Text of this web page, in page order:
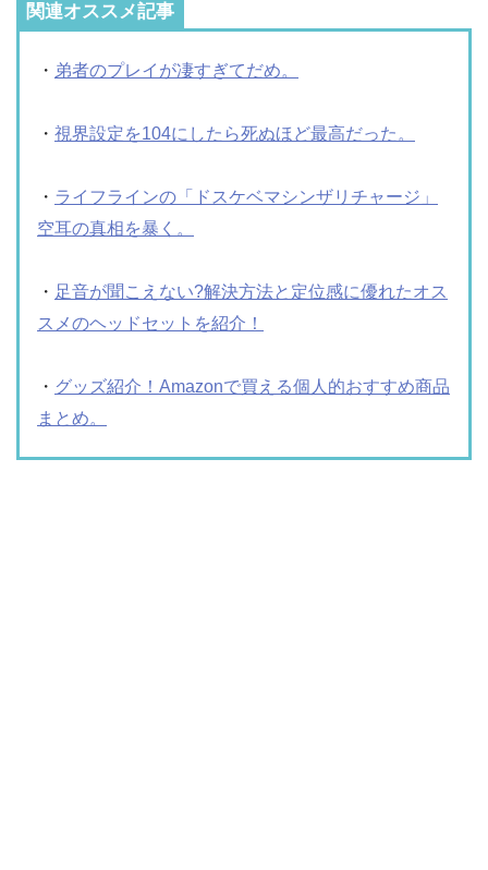
関連オススメ記事
・ 弟者のプレイが凄すぎてだめ。
・ 視界設定を104にしたら死ぬほど最高だった。
・ ライフラインの「ドスケベマシンザリチャージ」
空耳の真相を暴く。
・ 足音が聞こえない?解決方法と定位感に優れたオス
スメのヘッドセットを紹介！
・ グッズ紹介！Amazonで買える個人的おすすめ商品
まとめ。